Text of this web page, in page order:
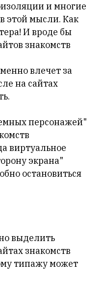
и многие
этой мысли. Как
И вроде бы
знакомств
влечет за
на сайтах
персонажей"
виртуальное
экрана"
остановиться
выделить
знакомств
типажу может